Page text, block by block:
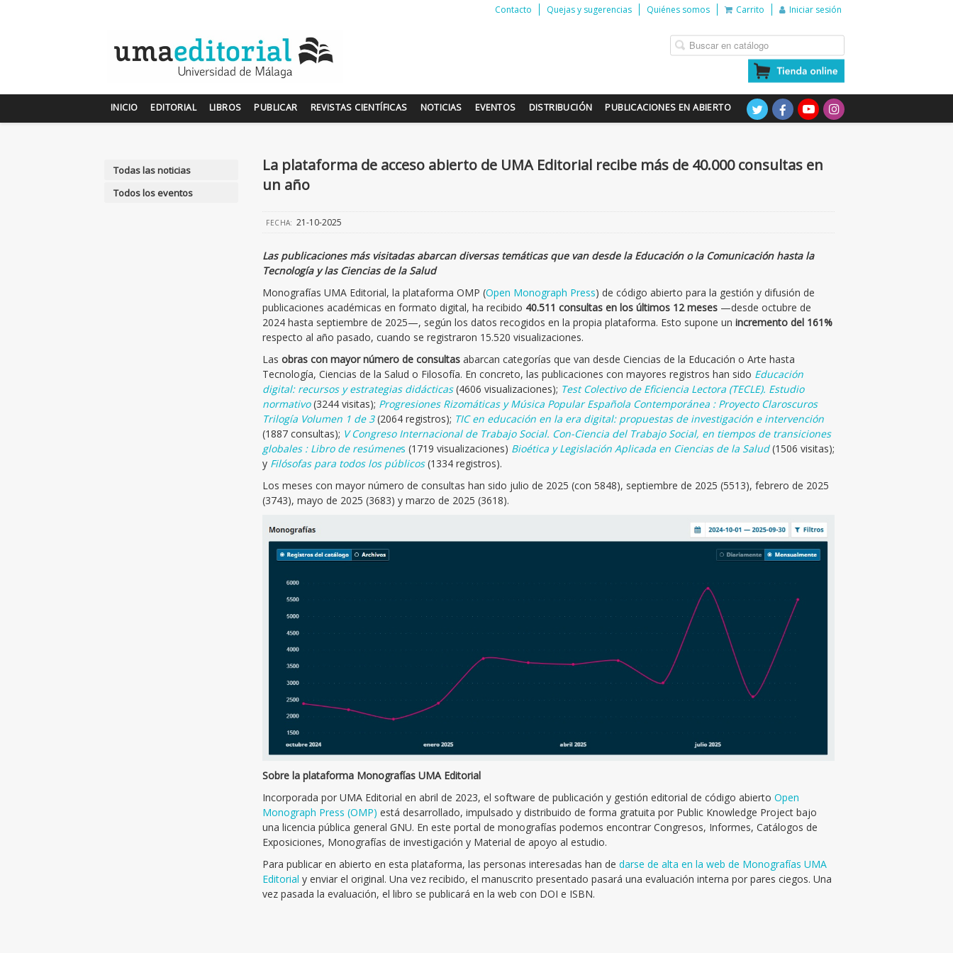
Contacto Quejas y sugerencias Quiénes somos Carrito Iniciar sesión
INICIO EDITORIAL LIBROS PUBLICAR REVISTAS CIENTÍFICAS NOTICIAS EVENTOS DISTRIBUCIÓN PUBLICACIONES EN ABIERTO
Todas las noticias
Todos los eventos
La plataforma de acceso abierto de UMA Editorial recibe más de 40.000 consultas en
un año
FECHA: 21-10-2025
Las publicaciones más visitadas abarcan diversas temáticas que van desde la Educación o la Comunicación hasta la
Tecnología y las Ciencias de la Salud
Monografías UMA Editorial, la plataforma OMP (Open Monograph Press) de código abierto para la gestión y difusión de
publicaciones académicas en formato digital, ha recibido 40.511 consultas en los últimos 12 meses —desde octubre de
2024 hasta septiembre de 2025—, según los datos recogidos en la propia plataforma. Esto supone unincremento del 161%
respecto al año pasado, cuando se registraron 15.520 visualizaciones.
Lasobras con mayor número de consultas abarcan categorías que van desde Ciencias de la Educación o Arte hasta
Tecnología, Ciencias de la Salud o Filosofía. En concreto, las publicaciones con mayores registros han sido Educación
digital: recursos y estrategias didácticas(4606 visualizaciones); Test Colectivo de Eficiencia Lectora (TECLE). Estudio
normativo(3244 visitas); Progresiones Rizomáticas y Música Popular Española Contemporánea : Proyecto Claroscuros
Trilogía Volumen 1 de 3(2064 registros); TIC en educación en la era digital: propuestas de investigación e intervención
(1887 consultas); V Congreso Internacional de Trabajo Social. Con-Ciencia del Trabajo Social, en tiempos de transiciones
globales : Libro de resúmenes (1719 visualizaciones) Bioética y Legislación Aplicada en Ciencias de la Salud(1506 visitas);
y Filósofas para todos los públicos(1334 registros).
Los meses con mayor número de consultas han sido julio de 2025 (con 5848), septiembre de 2025 (5513), febrero de 2025
(3743), mayo de 2025 (3683) y marzo de 2025 (3618).
Sobre la plataforma Monografías UMA Editorial
Incorporada por UMA Editorial en abril de 2023, el software de publicación y gestión editorial de código abiertoOpen
Monograph Press (OMP) está desarrollado, impulsado y distribuido de forma gratuita por Public Knowledge Project bajo
una licencia pública general GNU. En este portal de monografías podemos encontrar Congresos, Informes, Catálogos de
Exposiciones, Monografías de investigación y Material de apoyo al estudio.
Para publicar en abierto en esta plataforma, las personas interesadas han dedarse de alta en la web de Monografías UMA
Editorial y enviar el original. Una vez recibido, el manuscrito presentado pasará una evaluación interna por pares ciegos. Una
vez pasada la evaluación, el libro se publicará en la web con DOI e ISBN.